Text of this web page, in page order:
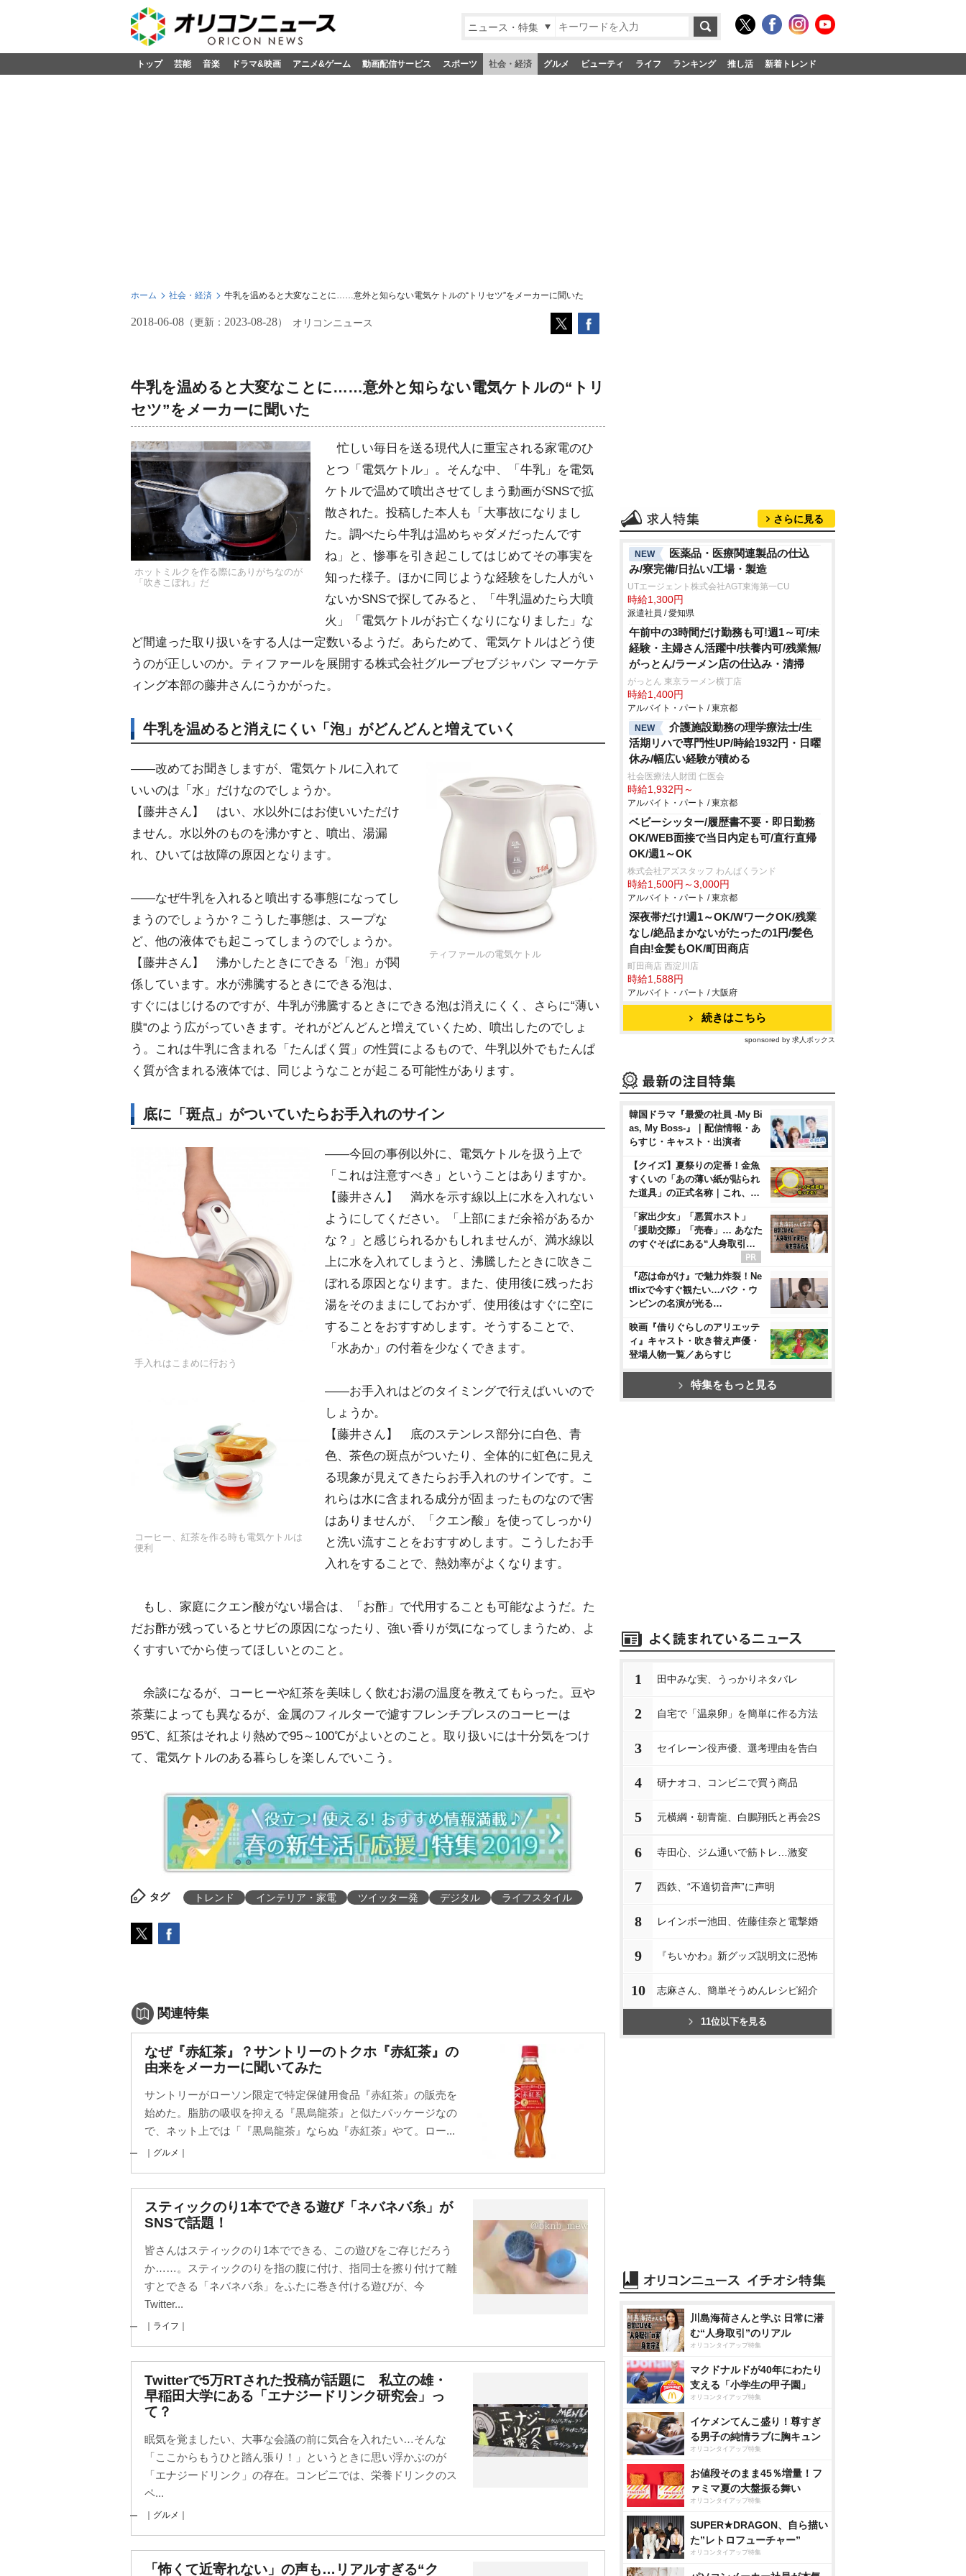
ニュース・特集
トップ 芸能 音楽 ドラマ&映画 アニメ&ゲーム 動画配信サービス スポーツ 社会・経済 グルメ ビューティ ライフ ランキング 推し活 新着トレンド
ホーム 社会・経済 牛乳を温めると大変なことに……意外と知らない電気ケトルの“トリセツ”をメーカーに聞いた
2018-06-08 （更新： 2023-08-28） オリコンニュース
牛乳を温めると大変なことに……意外と知らない電気ケトルの“トリ
セツ”をメーカーに聞いた
ホットミルクを作る際にありがちなのが
「吹きこぼれ」だ
忙しい毎日を送る現代人に重宝される家電のひ
とつ「電気ケトル」。そんな中、「牛乳」を電気
ケトルで温めて噴出させてしまう動画がSNSで拡
散された。投稿した本人も「大事故になりまし
た。調べたら牛乳は温めちゃダメだったんです
ね」と、惨事を引き起こしてはじめてその事実を
知った様子。ほかに同じような経験をした人がい
ないかSNSで探してみると、「牛乳温めたら大噴
火」「電気ケトルがお亡くなりになりました」な
ど間違った取り扱いをする人は一定数いるようだ。あらためて、電気ケトルはどう使
うのが正しいのか。ティファールを展開する株式会社グループセブジャパン マーケテ
ィング本部の藤井さんにうかがった。
牛乳を温めると消えにくい「泡」がどんどんと増えていく
ティファールの電気ケトル
――改めてお聞きしますが、電気ケトルに入れて
いいのは「水」だけなのでしょうか。
【藤井さん】 はい、水以外にはお使いいただけ
ません。水以外のものを沸かすと、噴出、湯漏
れ、ひいては故障の原因となります。
――なぜ牛乳を入れると噴出する事態になってし
まうのでしょうか？こうした事態は、スープな
ど、他の液体でも起こってしまうのでしょうか。
【藤井さん】 沸かしたときにできる「泡」が関
係しています。水が沸騰するときにできる泡は、
すぐにはじけるのですが、牛乳が沸騰するときにできる泡は消えにくく、さらに“薄い
膜“のよう広がっていきます。それがどんどんと増えていくため、噴出したのでしょ
う。これは牛乳に含まれる「たんぱく質」の性質によるもので、牛乳以外でもたんぱ
く質が含まれる液体では、同じようなことが起こる可能性があります。
底に「斑点」がついていたらお手入れのサイン
手入れはこまめに行おう
コーヒー、紅茶を作る時も電気ケトルは
便利
――今回の事例以外に、電気ケトルを扱う上で
「これは注意すべき」ということはありますか。
【藤井さん】 満水を示す線以上に水を入れない
ようにしてください。「上部にまだ余裕があるか
な？」と感じられるかもしれませんが、満水線以
上に水を入れてしまうと、沸騰したときに吹きこ
ぼれる原因となります。また、使用後に残ったお
湯をそのままにしておかず、使用後はすぐに空に
することをおすすめします。そうすることで、
「水あか」の付着を少なくできます。
――お手入れはどのタイミングで行えばいいので
しょうか。
【藤井さん】 底のステンレス部分に白色、青
色、茶色の斑点がついたり、全体的に虹色に見え
る現象が見えてきたらお手入れのサインです。こ
れらは水に含まれる成分が固まったものなので害
はありませんが、「クエン酸」を使ってしっかり
と洗い流すことをおすすめします。こうしたお手
入れをすることで、熱効率がよくなります。
もし、家庭にクエン酸がない場合は、「お酢」で代用することも可能なようだ。た
だお酢が残っているとサビの原因になったり、強い香りが気になってしまうため、よ
くすすいでから使ってほしいとのこと。
余談になるが、コーヒーや紅茶を美味しく飲むお湯の温度を教えてもらった。豆
茶葉によっても異なるが、金属のフィルターで濾すフレンチプレスのコーヒーは
95℃、紅茶はそれより熱めで95～100℃がよいとのこと。取り扱いには十分気をつけ
て、電気ケトルのある暮らしを楽しんでいこう。
タグ トレンド インテリア・家電 ツイッター発 デジタル ライフスタイル
関連特集
なぜ『赤紅茶』？サントリーのトクホ『赤紅茶』の
由来をメーカーに聞いてみた
サントリーがローソン限定で特定保健用食品『赤紅茶』の販売を
始めた。脂肪の吸収を抑える『黒烏龍茶』と似たパッケージなの
で、ネット上では「『黒烏龍茶』ならぬ『赤紅茶』やて。ロー...
｜グルメ｜
スティックのり1本でできる遊び「ネバネバ糸」が
SNSで話題！
皆さんはスティックのり1本でできる、この遊びをご存じだろう
か……。スティックのりを指の腹に付け、指同士を擦り付けて離
すとできる「ネバネバ糸」をふたに巻き付ける遊びが、今
Twitter...
｜ライフ｜
Twitterで5万RTされた投稿が話題に 私立の雄・
早稲田大学にある「エナジードリンク研究会」っ
て？
眠気を覚ましたい、大事な会議の前に気合を入れたい…そんな
「ここからもうひと踏ん張り！」というときに思い浮かぶのが
「エナジードリンク」の存在。コンビニでは、栄養ドリンクのス
ペ...
｜グルメ｜
「怖くて近寄れない」の声も…リアルすぎる“ク
さらに見る
NEW
医薬品・医療関連製品の仕込
み/寮完備/日払い/工場・製造
UTエージェント株式会社AGT東海第一CU
時給1,300円
派遣社員 / 愛知県
午前中の3時間だけ勤務も可!週1～可/未
経験・主婦さん活躍中/扶養内可/残業無/
がっとん/ラーメン店の仕込み・清掃
がっとん 東京ラーメン横丁店
時給1,400円
アルバイト・パート / 東京都
NEW
介護施設勤務の理学療法士/生
活期リハで専門性UP/時給1932円・日曜
休み/幅広い経験が積める
社会医療法人財団 仁医会
時給1,932円～
アルバイト・パート / 東京都
ベビーシッター/履歴書不要・即日勤務
OK/WEB面接で当日内定も可/直行直帰
OK/週1～OK
株式会社アズスタッフ わんぱくランド
時給1,500円～3,000円
アルバイト・パート / 東京都
深夜帯だけ!週1～OK/WワークOK/残業
なし/絶品まかないがたったの1円/髪色
自由!金髪もOK/町田商店
町田商店 西淀川店
時給1,588円
アルバイト・パート / 大阪府
続きはこちら
sponsored by 求人ボックス
韓国ドラマ『最愛の社員 -My Bi
as, My Boss-』｜配信情報・あ
らすじ・キャスト・出演者
【クイズ】夏祭りの定番！金魚
すくいの「あの薄い紙が貼られ
た道具」の正式名称｜これ、…
「家出少女」「悪質ホスト」
「援助交際」「売春」… あなた
のすぐそばにある“人身取引…
『恋は命がけ』で魅力炸裂！Ne
tflixで今すぐ観たい…パク・ウ
ンビンの名演が光る…
映画『借りぐらしのアリエッテ
ィ』キャスト・吹き替え声優・
登場人物一覧／あらすじ
特集をもっと見る
1 田中みな実、うっかりネタバレ
2 自宅で「温泉卵」を簡単に作る方法
3 セイレーン役声優、選考理由を告白
4 研ナオコ、コンビニで買う商品
5 元横綱・朝青龍、白鵬翔氏と再会2S
6 寺田心、ジム通いで筋トレ…激変
7 西鉄、“不適切音声”に声明
8 レインボー池田、佐藤佳奈と電撃婚
9 『ちいかわ』新グッズ説明文に恐怖
10 志麻さん、簡単そうめんレシピ紹介
11位以下を見る
川島海荷さんと学ぶ 日常に潜
む“人身取引”のリアル
オリコンタイアップ特集
マクドナルドが40年にわたり
支える「小学生の甲子園」
オリコンタイアップ特集
イケメンてんこ盛り！尊すぎ
る男子の純情ラブに胸キュン
オリコンタイアップ特集
お値段そのまま45％増量！フ
ァミマ夏の大盤振る舞い
オリコンタイアップ特集
SUPER★DRAGON、自ら描い
た”レトロフューチャー”
オリコンタイアップ特集